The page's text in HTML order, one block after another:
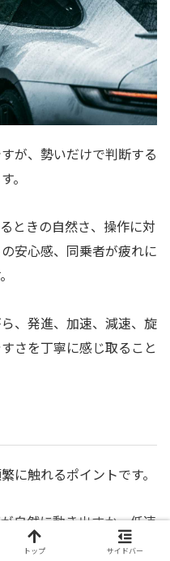
が、勢いだけで判断する
。
ときの自然さ、操作に対
安心感、同乗者が疲れに
、発進、加速、減速、旋
さを丁寧に感じ取ること
に触れるポイントです。
自然に動き出すか、低速
渋滞で扱いにくさを感じ
トップ サイドバー